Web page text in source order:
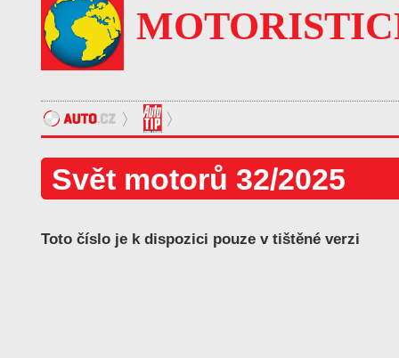
Svět motorů 32/2025
Toto číslo je k dispozici pouze v tištěné verzi